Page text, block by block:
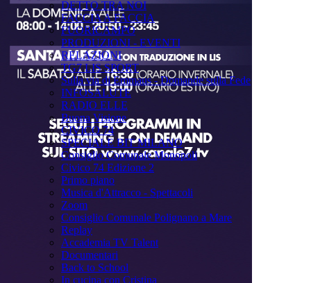
DETTO TRA NOI
FACCIA A FACCIA
FUORICAMPO
PRODUZIONI - EVENTI
RELAZIONI
TG7 LIS SPORT
Sulla via di Emmaus - Domande sulla Fede
INFOSALUTE
RADIO ELLE
Buona Visione
CIVICO 74
SPECIALE BIT MILANO
Consiglio Comunale Monopoli
Civico 74 Edizione 2
Primo piano
Musica d'Attracco - Spettacoli
Zoom
Consiglio Comunale Polignano a Mare
Replay
Accademia TV Talent
Documentari
Back to School
In cucina con Cristina